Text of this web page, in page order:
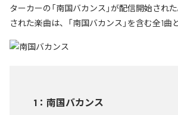
ターカーの「南国バカンス」が配信開始され
された楽曲は、「南国バカンス」を含む全1曲
1 ： 南国バカンス